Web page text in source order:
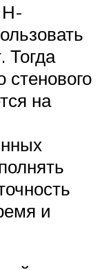
Н-
Тогда
стенового
на
и